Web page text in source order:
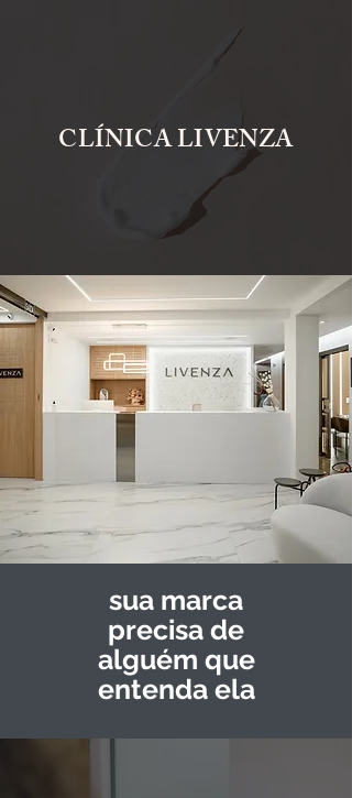
CLÍNICA LIVENZA
sua marca
precisa de
alguém que
entenda ela